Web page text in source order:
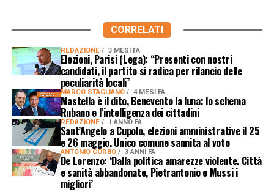
CORRELATI
REDAZIONE 3 MESI FA
Elezioni, Parisi (Lega): “Presenti con nostri
candidati, il partito si radica per rilancio delle
peculiarità locali”
MARCO STAGLIANÒ 4 MESI FA
Mastella è il dito, Benevento la luna: lo schema
Rubano e l’intelligenza dei cittadini
REDAZIONE 1 ANNO FA
Sant’Angelo a Cupolo, elezioni amministrative il 25
e 26 maggio. Unico comune sannita al voto
ANTONIO CORBO 3 ANNI FA
De Lorenzo: ‘Dalla politica amarezze violente. Città
e sanità abbandonate, Pietrantonio e Mussi i
migliori’